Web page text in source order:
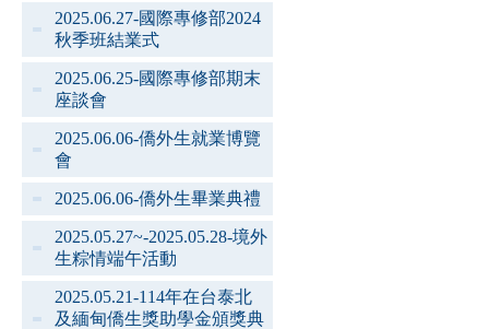
2025.06.27-國際專修部2024
秋季班結業式
2025.06.25-國際專修部期末
座談會
2025.06.06-僑外生就業博覽
會
2025.06.06-僑外生畢業典禮
2025.05.27~-2025.05.28-境外
生粽情端午活動
2025.05.21-114年在台泰北
及緬甸僑生獎助學金頒獎典